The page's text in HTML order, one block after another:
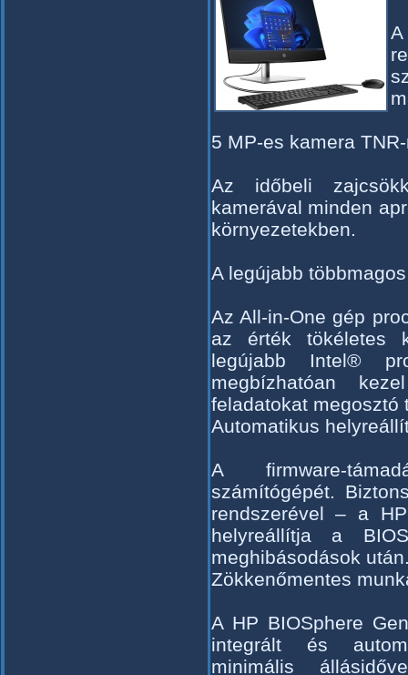
A
5 MP-es kamera
Az időbeli
kamerával minden
környezetekben.
A legújabb
Az All-in-One gép
az érték tökéletes
legújabb Intel®
megbízhatóan
feladatokat megosztó
Automatikus
A firmware-
számítógépét.
rendszerével – a
helyreállítja a
meghibásodások
Zökkenőmentes
A HP BIOSphere
integrált és
minimális